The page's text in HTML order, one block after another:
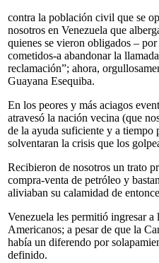
contra la población civil que se
nosotros en Venezuela que
quienes se vieron obligados –
cometidos-a abandonar la
reclamación”; ahora,
Guayana Esequiba.
En los peores y más aciagos
atravesó la nación vecina (que
de la ayuda suficiente y a tiempo
solventaran la crisis que los
Recibieron de nosotros un trato
compra-venta de petróleo y
aliviaban su calamidad de
Venezuela les permitió ingresar
Americanos; a pesar de que la
había un diferendo por
definido.